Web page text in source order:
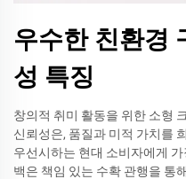
우수한 친환경
성 특징
창의적 취미 활동을 위한 소형
신뢰성은, 품질과 미적 가치를
우선시하는 현대 소비자에게
백은 책임 있는 수확 관행을 통